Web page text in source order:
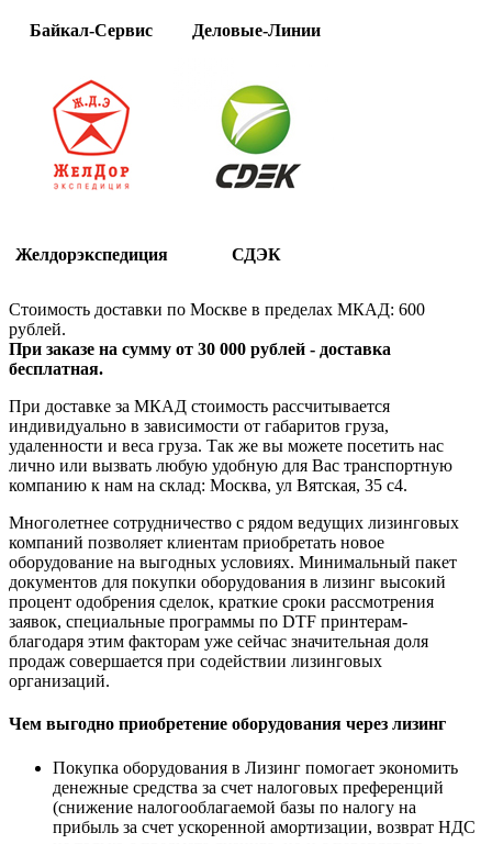
Байкал-Сервис Деловые-Линии
Желдорэкспедиция СДЭК
Стоимость доставки по Москве в пределах МКАД: 600
рублей.
При заказе на сумму от 30 000 рублей - доставка
бесплатная.
При доставке за МКАД стоимость рассчитывается
индивидуально в зависимости от габаритов груза,
удаленности и веса груза. Так же вы можете посетить нас
лично или вызвать любую удобную для Вас транспортную
компанию к нам на склад: Москва, ул Вятская, 35 c4.
Многолетнее сотрудничество с рядом ведущих лизинговых
компаний позволяет клиентам приобретать новое
оборудование на выгодных условиях. Минимальный пакет
документов для покупки оборудования в лизинг высокий
процент одобрения сделок, краткие сроки рассмотрения
заявок, специальные программы по DTF принтерам-
благодаря этим факторам уже сейчас значительная доля
продаж совершается при содействии лизинговых
организаций.
Чем выгодно приобретение оборудования через лизинг
Покупка оборудования в Лизинг помогает экономить
денежные средства за счет налоговых преференций
(снижение налогооблагаемой базы по налогу на
прибыль за счет ускоренной амортизации, возврат НДС